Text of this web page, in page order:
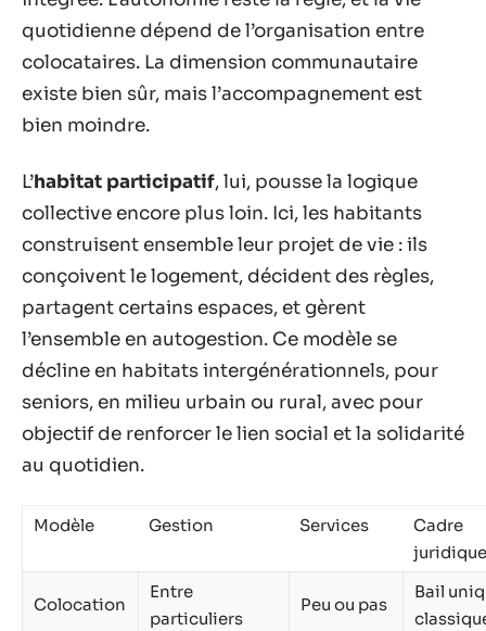
quotidienne dépend de l’organisation entre
colocataires. La dimension communautaire
existe bien sûr, mais l’accompagnement est
bien moindre.
L’habitat participatif, lui, pousse la logique
collective encore plus loin. Ici, les habitants
construisent ensemble leur projet de vie : ils
conçoivent le logement, décident des règles,
partagent certains espaces, et gèrent
l’ensemble en autogestion. Ce modèle se
décline en habitats intergénérationnels, pour
seniors, en milieu urbain ou rural, avec pour
objectif de renforcer le lien social et la solidarité
au quotidien.
Modèle Gestion Services
Cadre
juridique
Colocation
Entre
particuliers
Peu ou pas
Bail